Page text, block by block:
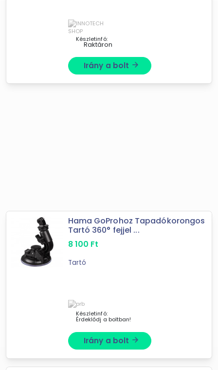
Extreme Digital
Marketworld webáruház
kellegyszerszam.hu
AdvesPhoto ; Jupio
Készletinfó:
Raktáron
Irány a bolt arrow_forward
Hama GoProhoz Tapadókorongos
Tartó 360° fejjel ...
8 100 Ft
Tartó
Készletinfó:
Érdeklődj a boltban!
Irány a bolt arrow_forward